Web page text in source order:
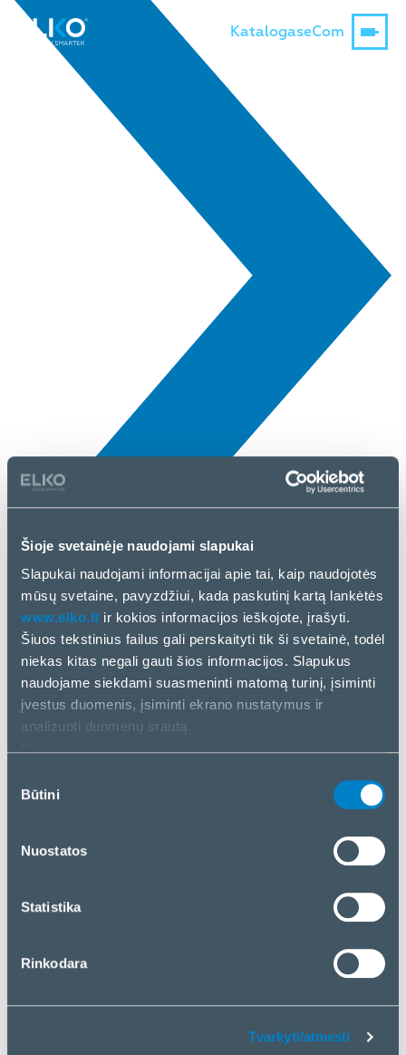
Šioje svetainėje naudojami slapukai
Slapukai naudojami informacijai apie tai, kaip naudojotės
mūsų svetaine, pavyzdžiui, kada paskutinį kartą lankėtės
www.elko.lt ir kokios informacijos ieškojote, įrašyti.
Šiuos tekstinius failus gali perskaityti tik ši svetainė, todėl
niekas kitas negali gauti šios informacijos. Slapukus
naudojame siekdami suasmeninti matomą turinį, įsiminti
įvestus duomenis, įsiminti ekrano nustatymus ir
analizuoti duomenų srautą.
analizės partneriais. Jei su tuo sutinkate, spustelėkite
„Tvarkyti/atmesti“.
pasirinkimas
Būtini
Nuostatos
Statistika
Rinkodara
Tvarkyti/atmesti
KatalogaseCom
3 Bal, 2025
Trust